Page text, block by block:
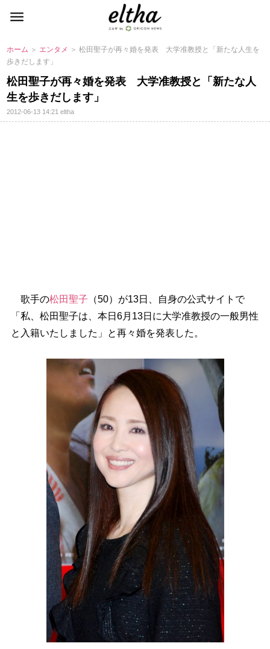
ホーム ＞ エンタメ ＞ 松田聖子が再々婚を発表 大学准教授と「新たな人生を
歩きだします」
松田聖子が再々婚を発表 大学准教授と「新たな人
生を歩きだします」
2012-06-13 14:21eltha
歌手の松田聖子 （50）が13日、自身の公式サイトで
「私、松田聖子は、本日6月13日に大学准教授の一般男性
と入籍いたしました」と再々婚を発表した。